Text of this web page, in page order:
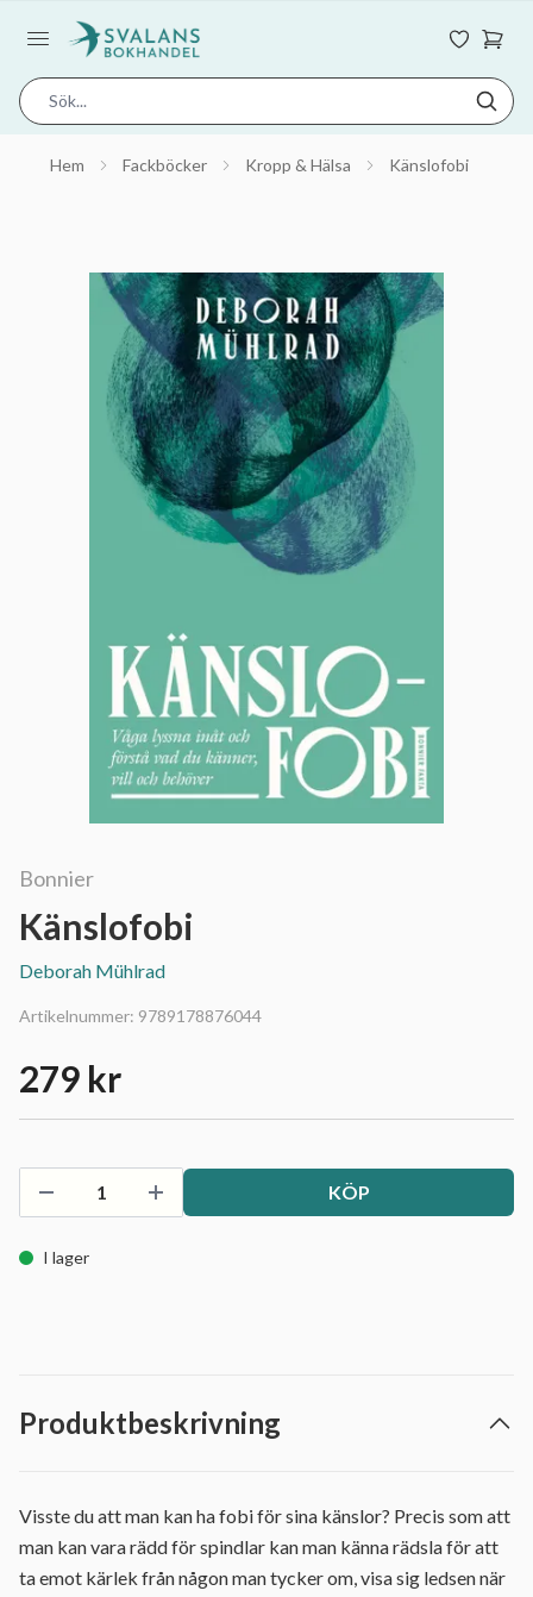
Hem Fackböcker Kropp & Hälsa Känslofobi
Bonnier
Känslofobi
Deborah Mühlrad
Artikelnummer: 9789178876044
279 kr
KÖP
I lager
Produktbeskrivning
Visste du att man kan ha fobi för sina känslor? Precis som att
man kan vara rädd för spindlar kan man känna rädsla för att
ta emot kärlek från någon man tycker om, visa sig ledsen när